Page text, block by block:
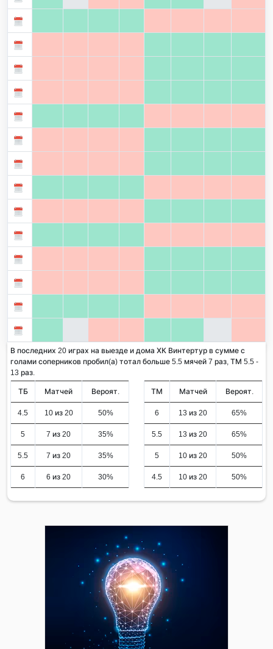
В последних 20 играх на выезде и дома ХК Винтертур в сумме с
голами соперников пробил(а) тотал больше 5.5 мячей 7 раз, ТМ 5.5 -
13 раз.
ТБ Матчей Вероят.
4.5 10 из 20 50%
5 7 из 20 35%
5.5 7 из 20 35%
6 6 из 20 30%
ТМ Матчей Вероят.
6 13 из 20 65%
5.5 13 из 20 65%
5 10 из 20 50%
4.5 10 из 20 50%